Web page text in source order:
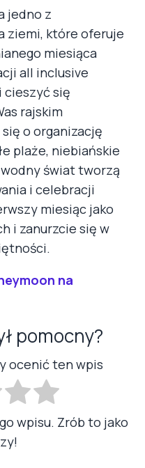
jedno z
ziemi, które oferuje
miesiąca
all inclusive
cieszyć się
rajskim
o organizację
plaże, niebiańskie
świat tworzą
i celebracji
miesiąc jako
i zanurzcie się w
na
pomocny?
ocenić ten wpis
wpisu. Zrób to jako